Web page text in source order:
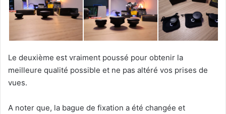
Le deuxième est vraiment poussé pour obtenir la
meilleure qualité possible et ne pas altéré vos prises de
vues.
A noter que, la bague de fixation a été changée et